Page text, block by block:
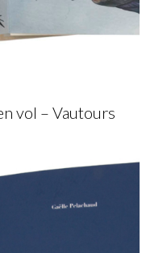
vol – Vautours